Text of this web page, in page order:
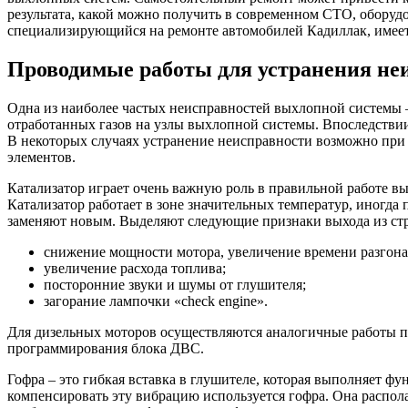
результата, какой можно получить в современном СТО,
специализирующийся на ремонте автомобилей Кадиллак,
Проводимые работы для устранения
Одна из наиболее частых неисправностей выхлопной системы
отработанных газов на узлы выхлопной системы.
В некоторых случаях устранение неисправности возможно
элементов.
Катализатор играет очень важную роль в правильной работе
Катализатор работает в зоне значительных температур,
заменяют новым. Выделяют следующие признаки выхода из
снижение мощности мотора, увеличение времени
увеличение расхода топлива;
посторонние звуки и шумы от глушителя;
загорание лампочки «check engine».
Для дизельных моторов осуществляются аналогичные
программирования блока ДВС.
Гофра – это гибкая вставка в глушителе, которая выполняет
компенсировать эту вибрацию используется гофра. Она